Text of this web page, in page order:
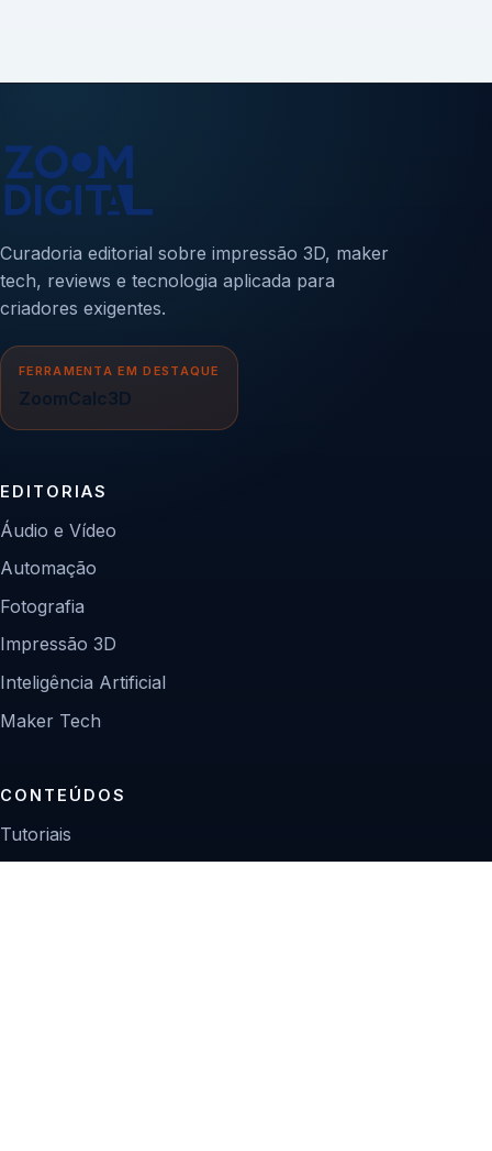
Curadoria editorial sobre impressão 3D, maker
tech, reviews e tecnologia aplicada para
criadores exigentes.
FERRAMENTA EM DESTAQUE
ZoomCalc3D
EDITORIAS
Áudio e Vídeo
Automação
Fotografia
Impressão 3D
Inteligência Artificial
Maker Tech
CONTEÚDOS
Tutoriais